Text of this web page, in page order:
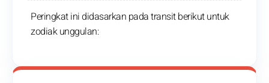
Peringkat ini didasarkan pada transit berikut untuk
zodiak unggulan: